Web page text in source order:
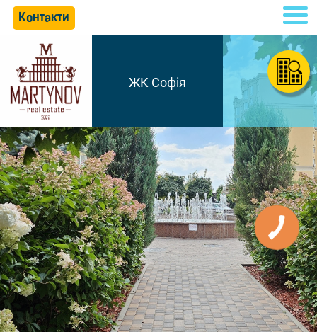
Контакти
ЖК Софія